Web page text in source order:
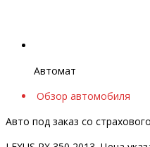
Автомат
Обзор автомобиля
Авто под заказ со